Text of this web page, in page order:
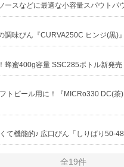
ースなどに最適な小容量スパウトパ
調味びん『CURVA250C ヒンジ(黒)』
蜂蜜400g容量 SSC285ボトル新発売
フトビール用に！『MICRo330 DC(
て機能的♪ 広口びん「しりばり50-
全19件